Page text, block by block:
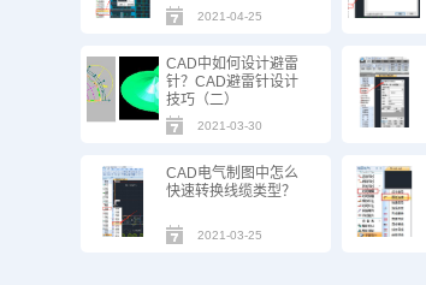
2021-04-25
CAD中如何设计避雷
针？CAD避雷针设计
技巧（二）
2021-03-30
CAD电气制图中怎么
快速转换线缆类型？
2021-03-25